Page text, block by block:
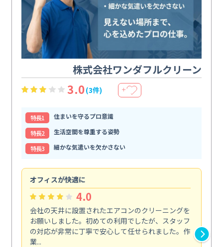
株式会社ワンダフルクリーン
3.0(3件) ＋
特⻑1
住まいを守るプロ意識
特⻑2
生活空間を尊重する姿勢
特⻑3
細かな気遣いを欠かさない
オフィスが快適に
4.0
会社の天井に設置されたエアコンのクリーニングを
お願いしました。初めての利用でしたが、スタッフ
の対応が非常に丁寧で安心して任せられました。作
業...